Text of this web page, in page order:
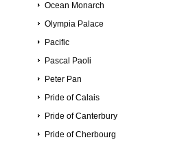
Ocean Monarch
Olympia Palace
Pacific
Pascal Paoli
Peter Pan
Pride of Calais
Pride of Canterbury
Pride of Cherbourg